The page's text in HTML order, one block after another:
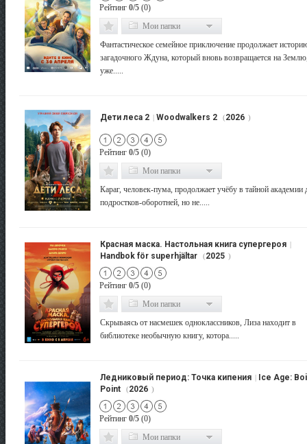
Рейтинг 0/5 (0)
Мои папки
Фантастическое семейное приключение продолжает
загадочного Ждуна, который вновь возвращается на
уже.....
Дети леса 2 | Woodwalkers 2 (2026 )
Рейтинг 0/5 (0)
Мои папки
Караг, человек-пума, продолжает учёбу в тайной академии
подростков-оборотней, но не.....
Красная маска. Настольная книга супергероя |
Handbok för superhjältar (2025 )
Рейтинг 0/5 (0)
Мои папки
Скрываясь от насмешек одноклассников, Лиза находит в
библиотеке необычную книгу, котора.....
Ледниковый период: Точка кипения |
Ice Age:
Point
(2026 )
Рейтинг 0/5 (0)
Мои папки